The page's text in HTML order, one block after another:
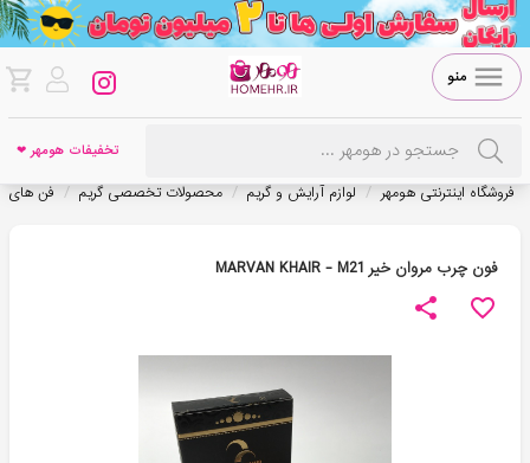
منو
تخفیفات هومهر ❤
فروشگاه اینترنتی هومهر / لوازم آرایش و گریم / محصولات تخصصی گریم / فن های
فون چرب مروان خیر MARVAN KHAIR - M21